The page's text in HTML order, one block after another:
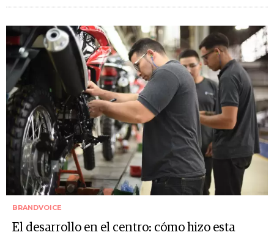
BRANDVOICE
El desarrollo en el centro: cómo hizo esta